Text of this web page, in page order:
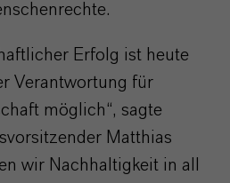
Erfolg ist heute
Verantwortung für
möglich“, sagte
Matthias
wir Nachhaltigkeit in all